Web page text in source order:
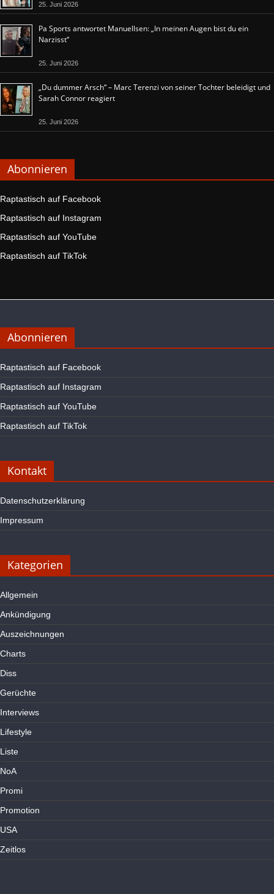
25. Juni 2026
Pa Sports antwortet Manuellsen: „In meinen Augen bist du ein
Narzisst“
25. Juni 2026
„Du dummer Arsch“ – Marc Terenzi von seiner Tochter beleidigt und
Sarah Connor reagiert
25. Juni 2026
Abonnieren
Raptastisch auf Facebook
Raptastisch auf Instagram
Raptastisch auf YouTube
Raptastisch auf TikTok
Abonnieren
Raptastisch auf Facebook
Raptastisch auf Instagram
Raptastisch auf YouTube
Raptastisch auf TikTok
Kontakt
Datenschutzerklärung
Impressum
Kategorien
Allgemein
Ankündigung
Auszeichnungen
Charts
Diss
Gerüchte
Interviews
Lifestyle
Liste
NoA
Promi
Promotion
USA
Zeitlos